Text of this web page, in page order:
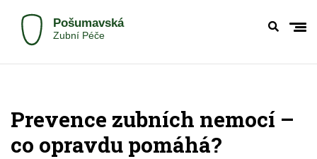
Prevence zubních nemocí –
co opravdu pomáhá?